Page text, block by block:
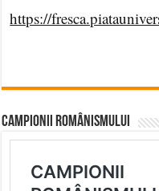
https://
CAMPIONII ROMÂNISMULUI